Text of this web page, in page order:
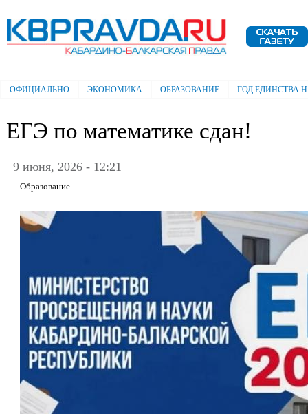
Электронная газета "Кабардино-
Балкарская правда"
Главное меню
ОФИЦИАЛЬНО ЭКОНОМИКА ОБРАЗОВАНИЕ ГОД ЕДИНСТВА
ЕГЭ по математике сдан!
9 июня, 2026 - 12:21
Образование